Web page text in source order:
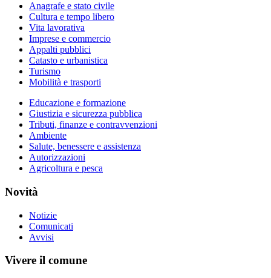
Anagrafe e stato civile
Cultura e tempo libero
Vita lavorativa
Imprese e commercio
Appalti pubblici
Catasto e urbanistica
Turismo
Mobilità e trasporti
Educazione e formazione
Giustizia e sicurezza pubblica
Tributi, finanze e contravvenzioni
Ambiente
Salute, benessere e assistenza
Autorizzazioni
Agricoltura e pesca
Novità
Notizie
Comunicati
Avvisi
Vivere il comune